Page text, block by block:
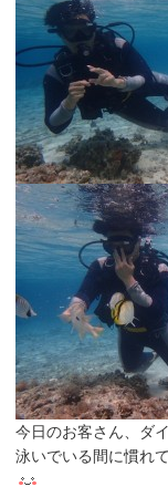
今日のお客さん、ダ
泳いでいる間に慣れ